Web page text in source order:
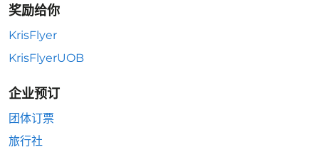
奖励给你
KrisFlyer
KrisFlyerUOB
企业预订
团体订票
旅行社